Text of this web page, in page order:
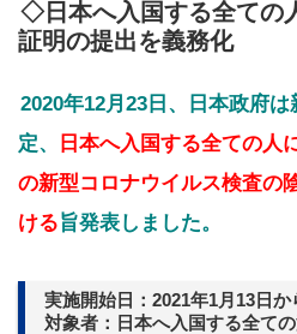
◇日本へ入国する全ての
証明の提出を義務化
2020年12月23日、日本政府
定、
日本へ入国する全ての人
の新型コロナウイルス検査の
ける旨発表しました。
実施開始日：2021年1月13日か
対象者：日本へ入国する全て